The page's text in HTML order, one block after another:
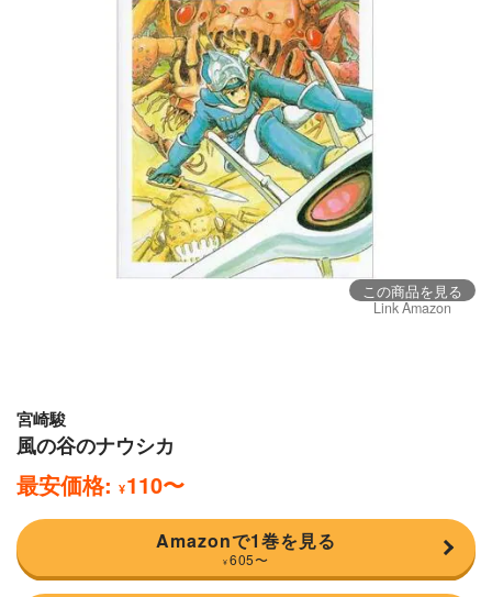
この商品を見る
Link Amazon
宮崎駿
風の谷のナウシカ
最安価格: ¥110〜
Amazonで1巻を見る
¥ 605〜